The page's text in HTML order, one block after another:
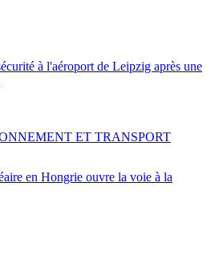
à l'aéroport de Leipzig après une
en Hongrie ouvre la voie à la
ET TRANSPORT